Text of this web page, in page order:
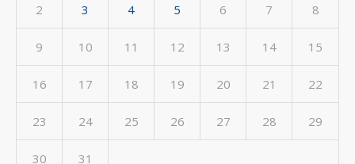
2 3 4 5 6 7 8
9 10 11 12 13 14 15
16 17 18 19 20 21 22
23 24 25 26 27 28 29
30 31